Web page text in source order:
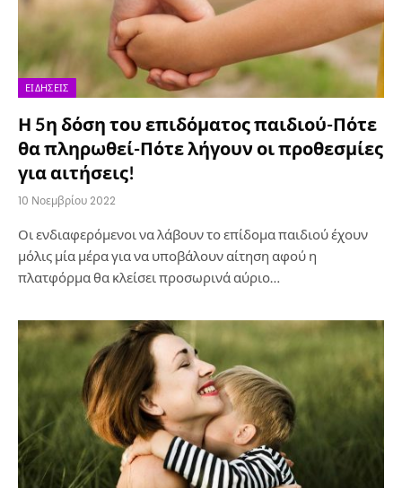
ΕΙΔΉΣΕΙΣ
Η 5η δόση του επιδόματος παιδιού-Πότε
θα πληρωθεί-Πότε λήγουν οι προθεσμίες
για αιτήσεις!
10 Νοεμβρίου 2022
Οι ενδιαφερόμενοι να λάβουν το επίδομα παιδιού έχουν
μόλις μία μέρα για να υποβάλουν αίτηση αφού η
πλατφόρμα θα κλείσει προσωρινά αύριο…